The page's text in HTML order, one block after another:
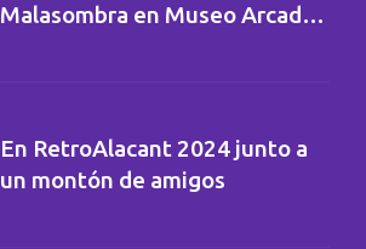
Malasombra en Museo Arcade
En RetroAlacant 2024 junto a
un montón de amigos